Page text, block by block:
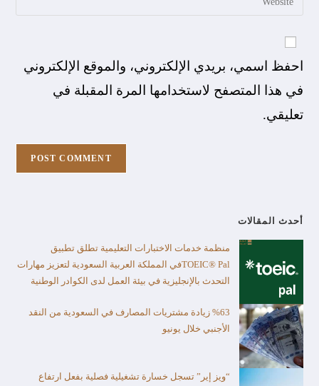
احفظ اسمي، بريدي الإلكتروني، والموقع الإلكتروني
في هذا المتصفح لاستخدامها المرة المقبلة في
تعليقي.
أحدث المقالات
منظمة خدمات الاختبارات التعليمية تطلق تطبيق
TOEIC® Palفي المملكة العربية السعودية لتعزيز مهارات
التحدث بالإنجليزية في بيئة العمل لدى الكوادر الوطنية
%63 زيادة مشتريات المصارف في السعودية من النقد
الأجنبي خلال يونيو
“ويز إير” تسجل خسارة تشغيلية فصلية بفعل ارتفاع